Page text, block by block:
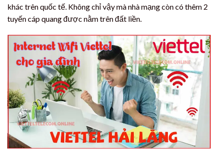
khác trên quốc tế. Không chỉ vậy mà nhà mạng còn có thêm 2
tuyến cáp quang được nằm trên đất liền.